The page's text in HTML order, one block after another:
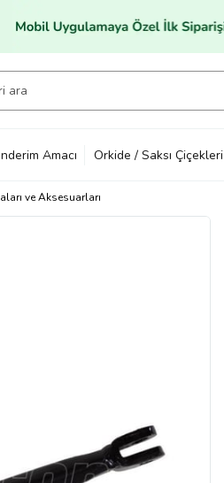
Amacı Orkide / Saksı Çiçekleri
ve Aksesuarları